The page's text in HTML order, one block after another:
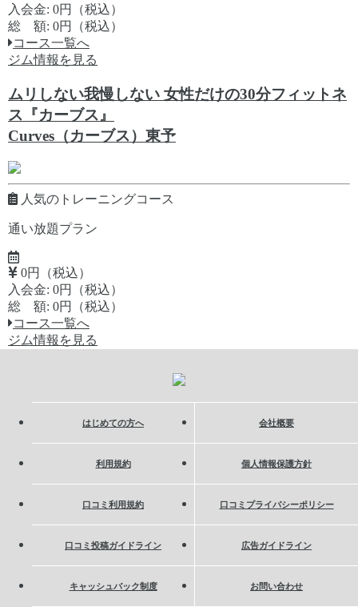
入会金: 0円（税込）
総 額: 0円（税込）
コース一覧へ
ジム情報を見る
ムリしない我慢しない 女性だけの30分フィットネ
ス『カーブス』
Curves（カーブス）東予
人気のトレーニングコース
通い放題プラン
0円（税込）
入会金: 0円（税込）
総 額: 0円（税込）
コース一覧へ
ジム情報を見る
はじめての方へ 会社概要
利用規約 個人情報保護方針
口コミ利用規約 口コミプライバシーポリシー
口コミ投稿ガイドライン 広告ガイドライン
キャッシュバック制度 お問い合わせ